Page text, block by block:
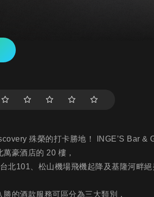
殊榮的打卡勝地！ INGE’S Bar &
萬豪酒店的 20 樓，
北101、松山機場飛機起降及基隆河畔
勝的酒款服務可區分為三大類別，